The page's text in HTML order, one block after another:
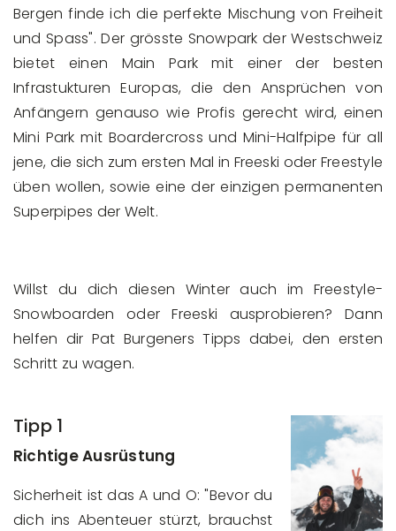
Bergen finde ich die perfekte Mischung von Freiheit
und Spass". Der grösste Snowpark der Westschweiz
bietet einen Main Park mit einer der besten
Infrastukturen Europas, die den Ansprüchen von
Anfängern genauso wie Profis gerecht wird, einen
Mini Park mit Boardercross und Mini-Halfpipe für all
jene, die sich zum ersten Mal in Freeski oder Freestyle
üben wollen, sowie eine der einzigen permanenten
Superpipes der Welt.
Willst du dich diesen Winter auch im Freestyle-
Snowboarden oder Freeski ausprobieren? Dann
helfen dir Pat Burgeners Tipps dabei, den ersten
Schritt zu wagen.
Tipp 1
Richtige Ausrüstung
Sicherheit ist das A und O: "Bevor du
dich ins Abenteuer stürzt, brauchst